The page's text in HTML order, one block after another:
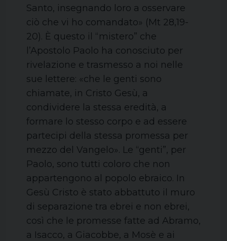
Santo, insegnando loro a osservare
ciò che vi ho comandato» (Mt 28,19-
20). È questo il “mistero” che
l’Apostolo Paolo ha conosciuto per
rivelazione e trasmesso a noi nelle
sue lettere: «che le genti sono
chiamate, in Cristo Gesù, a
condividere la stessa eredità, a
formare lo stesso corpo e ad essere
partecipi della stessa promessa per
mezzo del Vangelo». Le “genti”, per
Paolo, sono tutti coloro che non
appartengono al popolo ebraico. In
Gesù Cristo è stato abbattuto il muro
di separazione tra ebrei e non ebrei,
così che le promesse fatte ad Abramo,
a Isacco, a Giacobbe, a Mosè e ai